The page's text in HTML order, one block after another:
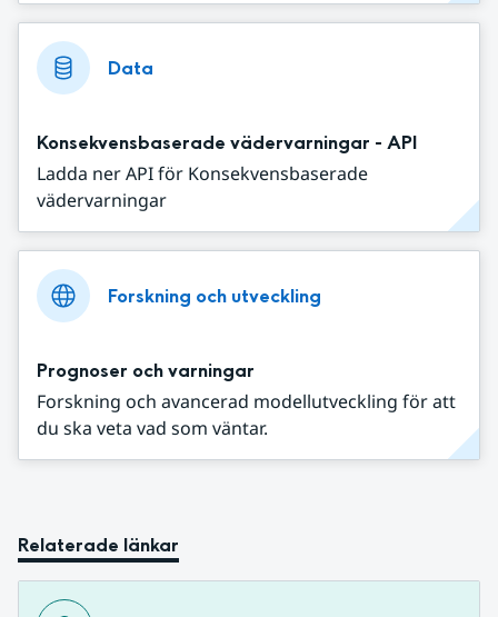
Data
Konsekvensbaserade vädervarningar - API
Ladda ner API för Konsekvensbaserade
vädervarningar
Forskning och utveckling
Prognoser och varningar
Forskning och avancerad modellutveckling för att
du ska veta vad som väntar.
Relaterade länkar